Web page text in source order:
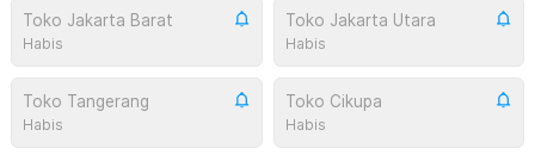
Toko Jakarta Barat
Habis
Toko Jakarta Utara
Habis
Toko Tangerang
Habis
Toko Cikupa
Habis